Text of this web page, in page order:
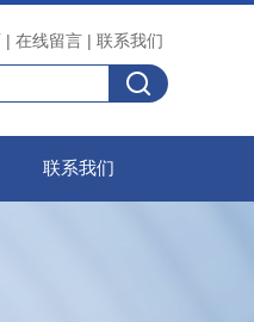
| 在线留言 | 联系我们
联系我们